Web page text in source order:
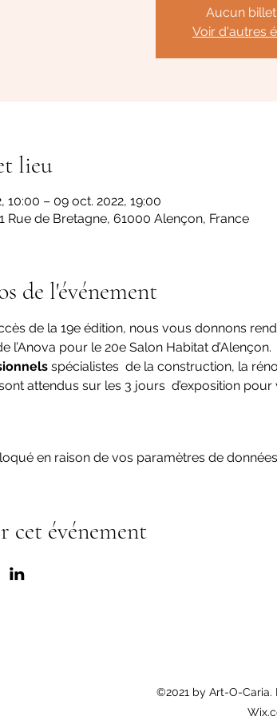
Aucun
Voir d'autres
lieu
10:00 – 09 oct. 2022, 19:00
Rue de Bretagne, 61000 Alençon, France
de l'événement
de la 19e édition, nous vous donnons
l’Anova pour le 20e Salon Habitat d’Alençon.
spécialistes  de la construction, la
attendus sur les 3 jours  d’exposition
en raison de vos paramètres de
cet événement
©2021 by Art-O-